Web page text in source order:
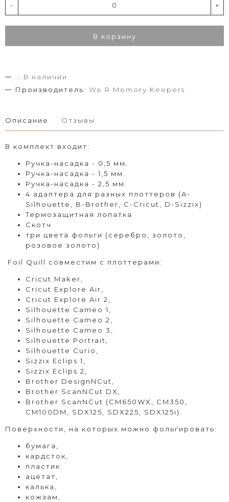
- +
В корзину
.:
В наличии
Производитель: We R Memory Keepers
Описание Отзывы
В комплект входит:
Ручка-насадка - 0,5 мм.
Ручка-насадка - 1,5 мм.
Ручка-насадка - 2,5 мм.
4 адаптера для разных плоттеров (A-
Silhouette, B-Brother, C-Cricut, D-Sizzix)
Термозащитная лопатка
Скотч
три цвета фольги (серебро, золото,
розовое золото)
Foil Quill совместим с плоттерами:
Cricut Maker,
Cricut Explore Air,
Cricut Explore Air 2,
Silhouette Cameo 1,
Silhouette Cameo 2,
Silhouette Cameo 3,
Silhouette Portrait,
Silhouette Curio,
Sizzix Eclips 1,
Sizzix Eclips 2,
Brother DesignNCut,
Brother ScanNCut DX,
Brother ScanNCut (CM650WX, CM350,
CM100DM, SDX125, SDX225, SDX125i).
Поверхности, на которых можно фольгировать:
бумага,
кардсток,
пластик
ацетат,
калька,
кожзам,